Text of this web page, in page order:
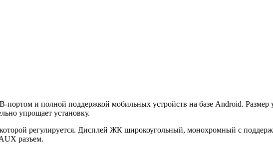
портом и полной поддержкой мобильных устройств на базе Android.
упрощает установку.
регулируется. Дисплей ЖК широкоугольный, монохромный с
разъем.